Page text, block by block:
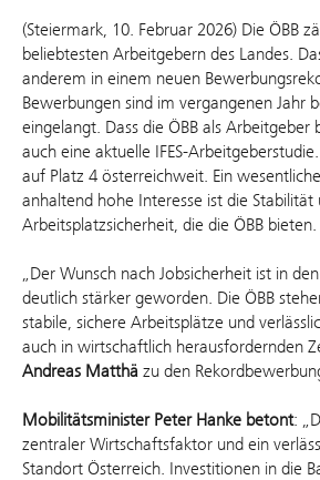
(Steiermark, 10. Februar 2026) Die ÖBB
beliebtesten Arbeitgebern des Landes.
anderem in einem neuen
Bewerbungen sind im vergangenen Jahr
eingelangt. Dass die ÖBB als Arbeitgeber
auch eine aktuelle IFES-
auf Platz 4 österreichweit. Ein
anhaltend hohe Interesse ist die Stabilität
Arbeitsplatzsicherheit, die die ÖBB bieten.
„Der Wunsch nach Jobsicherheit ist in
deutlich stärker geworden. Die ÖBB
stabile, sichere Arbeitsplätze und
auch in wirtschaftlich herausfordernden
Andreas Matthä zu den
Mobilitätsminister Peter Hanke betont:
zentraler Wirtschaftsfaktor und ein
Standort Österreich. Investitionen in die